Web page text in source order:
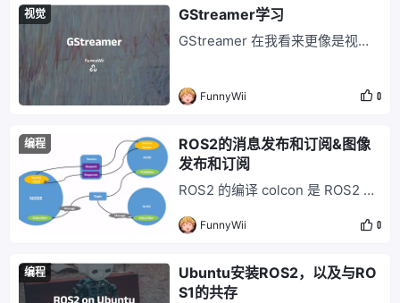
sudo su # 创建用户 wfy（会自动
# 系统会提示设置密码，输入 1
视觉 GStreamer学习
GStreamer 在我看来更像是视频
PEG 全称 Joint Photographic Ex
.jpg 或者 .jpeg，是一种静态图像
压缩标准，压缩比能达到 10:1。
FunnyWii 0
编程
ROS2的消息发布和订阅&图像
发布和订阅
ROS2 的编译 colcon 是 ROS2 的
OS1 基本保持相同的目录结构： <
自动生成，包含编译中间文件 ├─
─ install # 编译时自动生成，包含
FunnyWii 0
编程
Ubuntu安装ROS2，以及与RO
S1的共存